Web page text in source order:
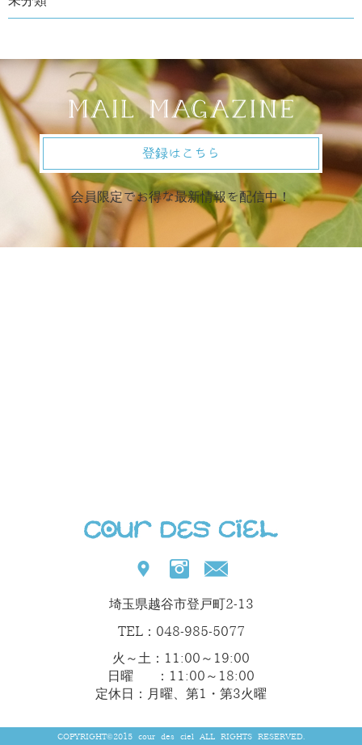
登録はこちら
会員限定でお得な最新情報を配信中！
埼玉県越谷市登戸町2-13
TEL：048-985-5077
火～土：11:00～19:00
日曜 ：11:00～18:00
定休日：月曜、第1・第3火曜
COPYRIGHT©2015 cour des ciel ALL RIGHTS RESERVED.